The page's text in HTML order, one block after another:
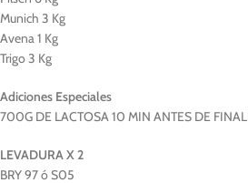
Munich 3 Kg
Avena 1 Kg
Trigo 3 Kg
Adiciones Especiales
700G DE LACTOSA 10 MIN ANTES DE
LEVADURA X 2
BRY 97 ó S05